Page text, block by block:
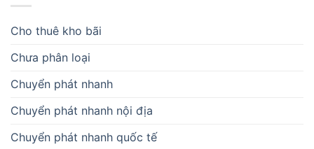
Cho thuê kho bãi
Chưa phân loại
Chuyển phát nhanh
Chuyển phát nhanh nội địa
Chuyển phát nhanh quốc tế